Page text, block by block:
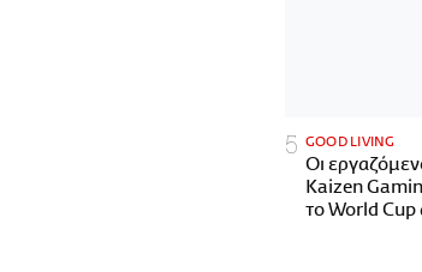
GOOD LIVING
Οι
Kaizen
το World